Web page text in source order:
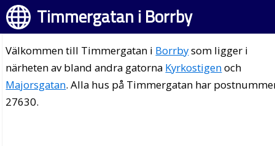
Timmergatan i Borrby
Välkommen till Timmergatan i Borrbysom ligger i
närheten av bland andra gatorna Kyrkostigenoch
Majorsgatan. Alla hus på Timmergatan har
27630.